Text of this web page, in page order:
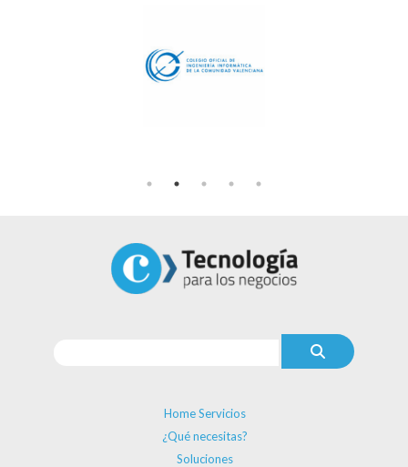
Home Servicios
¿Qué necesitas?
Soluciones